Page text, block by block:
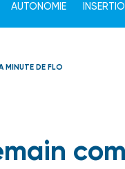
AUTONOMIE
MINUTE DE FLO